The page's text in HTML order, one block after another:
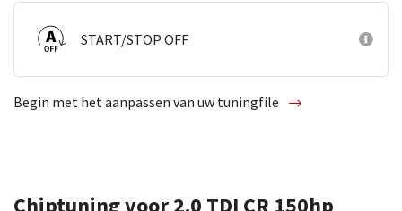
START/STOP OFF
Begin met het aanpassen van uw tuningfile
Chiptuning voor 2.0 TDI CR 150hp